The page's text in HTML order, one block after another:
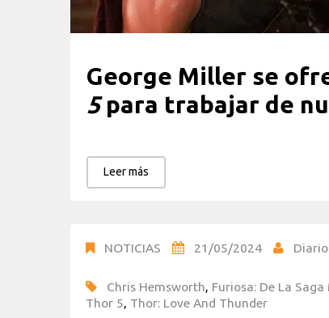
George Miller se
5para trabajar de
Leer más
NOTICIAS 21/05/2024
Chris Hemsworth, Furiosa: De La
Thor 5, Thor: Love And Thunder